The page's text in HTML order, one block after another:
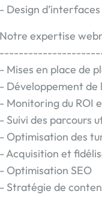
- Design
Notre expertise
- Mises en place de
- Développement
- Monitoring du ROI
- Suivi des parcours
- Optimisation des
- Acquisition et
- Optimisation SEO
- Stratégie de